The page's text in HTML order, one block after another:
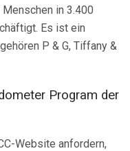
in 3.400
Es ist ein
P & G, Tiffany &
Program der
Website anfordern,